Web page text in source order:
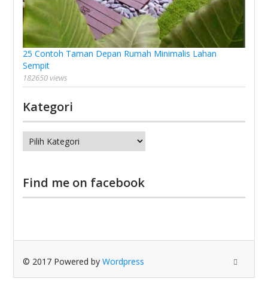
25 Contoh Taman Depan Rumah Minimalis Lahan
Sempit
182650 views
Kategori
Kategori
Find me on facebook
© 2017 Powered byWordpress